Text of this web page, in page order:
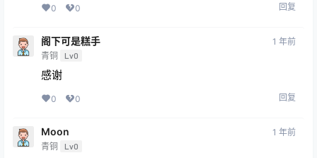
0 0 回复
阁下可是糕手
青铜 Lv0
1 年前
感谢
0 0 回复
Moon
青铜 Lv0
1 年前